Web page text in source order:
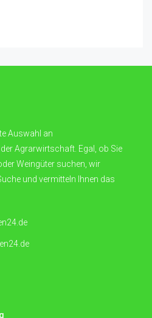
Auswahl an
Agrarwirtschaft. Egal, ob Sie
Weingüter suchen, wir
und vermitteln Ihnen das